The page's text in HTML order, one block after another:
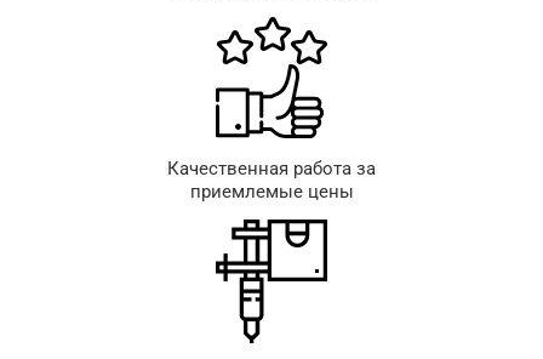
Качественная работа за
приемлемые цены